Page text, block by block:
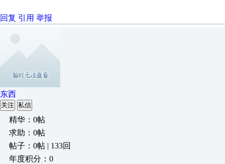
回复 引用 举报
东西
关注 私信
精华：0帖
求助：0帖
帖子：0帖 | 133回
年度积分：0